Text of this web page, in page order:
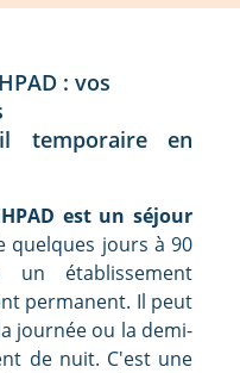
: vos
temporaire en
est un séjour
quelques jours à 90
établissement
permanent. Il peut
journée ou la demi-
de nuit. C'est une